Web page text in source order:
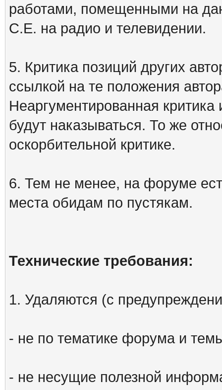
работами, помещенными на
С.Е. на радио и телевидении.
5. Критика позиций других
ссылкой на те положения
Неаргументированная
будут наказываться. То же
оскорбительной критике.
6. Тем не менее, на форуме
места обидам по пустякам.
Технические требования:
1. Удаляются (с
- не по тематике форума и
- не несущие полезной